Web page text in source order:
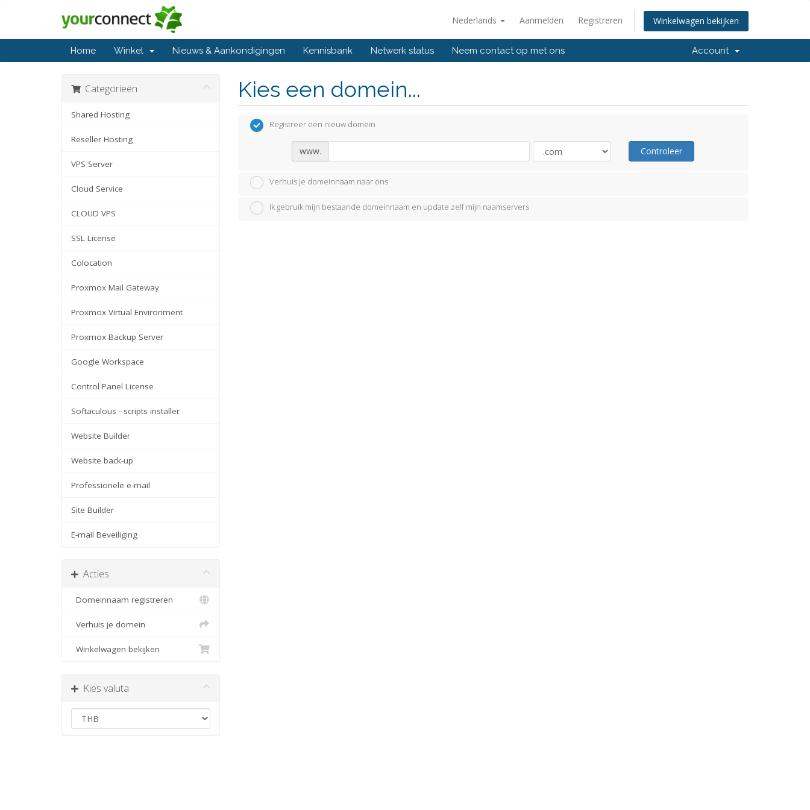
Nederlands Aanmelden Registreren Winkelwagen bekijken
Home Winkel Nieuws & Aankondigingen Kennisbank Netwerk status Neem contact op met ons Account
Categorieën
Shared Hosting
Reseller Hosting
VPS Server
Cloud Service
CLOUD VPS
SSL License
Colocation
Proxmox Mail Gateway
Proxmox Virtual Environment
Proxmox Backup Server
Google Workspace
Control Panel License
Softaculous - scripts installer
Website Builder
Website back-up
Professionele e-mail
Site Builder
E-mail Beveiliging
Acties
Domeinnaam registreren
Verhuis je domein
Winkelwagen bekijken
Kies valuta
Kies een domein...
Registreer een nieuw domein
www. Controleer
Verhuis je domeinnaam naar ons
Ik gebruik mijn bestaande domeinnaam en update zelf mijn naamservers